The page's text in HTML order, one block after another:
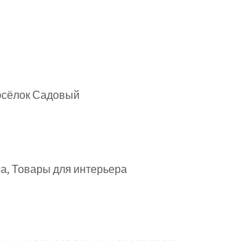
Садовый
Товары для интерьера